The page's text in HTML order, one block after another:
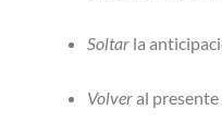
Soltar la
Volveral